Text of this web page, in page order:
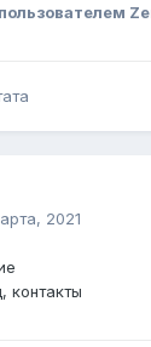
пользователем
2021
контакты